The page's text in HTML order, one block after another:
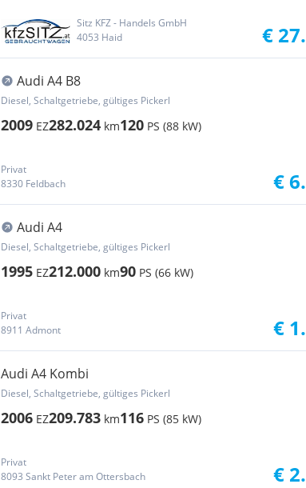
Sitz KFZ - Handels GmbH
4053 Haid
€
Audi A4 B8
Diesel, Schaltgetriebe, gültiges Pickerl
2009 EZ282.024 km120 PS (88 kW)
Privat
8330 Feldbach
€
Audi A4
Diesel, Schaltgetriebe, gültiges Pickerl
1995 EZ212.000 km90 PS (66 kW)
Privat
8911 Admont
€
Audi A4 Kombi
Diesel, Schaltgetriebe, gültiges Pickerl
2006 EZ209.783 km116 PS (85 kW)
Privat
8093 Sankt Peter am Ottersbach
€